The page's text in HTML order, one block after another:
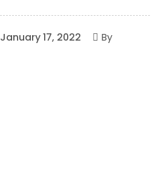
January 17, 2022
By